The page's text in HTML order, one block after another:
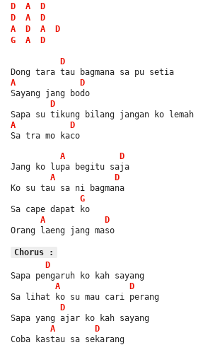
D
A
D
D
A
D
A
D A
D
G
A D
D
Dong tara tau bagmana sa pu setia
A
D
Sayang jang bodo
D
Sapa su tikung bilang jangan ko lemah
A
D
Sa tra mo kaco
A
D
Jang ko lupa begitu saja
A
D
Ko su tau sa ni bagmana
G
Sa cape dapat ko
A
D
Orang laeng jang maso
Chorus :
D
Sapa pengaruh ko kah sayang
A
D
Sa lihat ko su mau cari perang
D
Sapa yang ajar ko kah sayang
A
D
Coba kastau sa sekarang